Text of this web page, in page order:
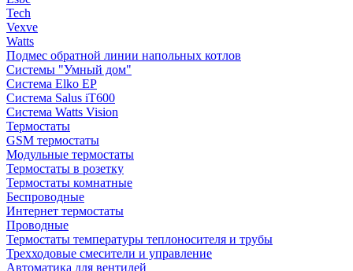
Tech
Vexve
Watts
Подмес обратной линии напольных котлов
Системы "Умный дом"
Система Elko EP
Система Salus iT600
Система Watts Vision
Термостаты
GSM термостаты
Модульные термостаты
Термостаты в розетку
Термостаты комнатные
Беспроводные
Интернет термостаты
Проводные
Термостаты температуры теплоносителя и трубы
Трехходовые смесители и управление
Автоматика для вентилей